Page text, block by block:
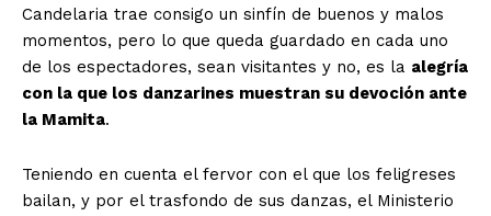
Candelaria trae consigo un sinfín de buenos y malos
momentos, pero lo que queda guardado en cada uno
de los espectadores, sean visitantes y no, es la alegría
con la que los danzarines muestran su devoción ante
la Mamita.
Teniendo en cuenta el fervor con el que los feligreses
bailan, y por el trasfondo de sus danzas, el Ministerio